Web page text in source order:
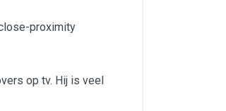
proximity
op tv. Hij is veel